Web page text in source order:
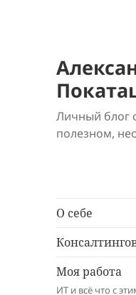
Личный блог
полезном,
О себе
Моя работа
ИТ и всё что с